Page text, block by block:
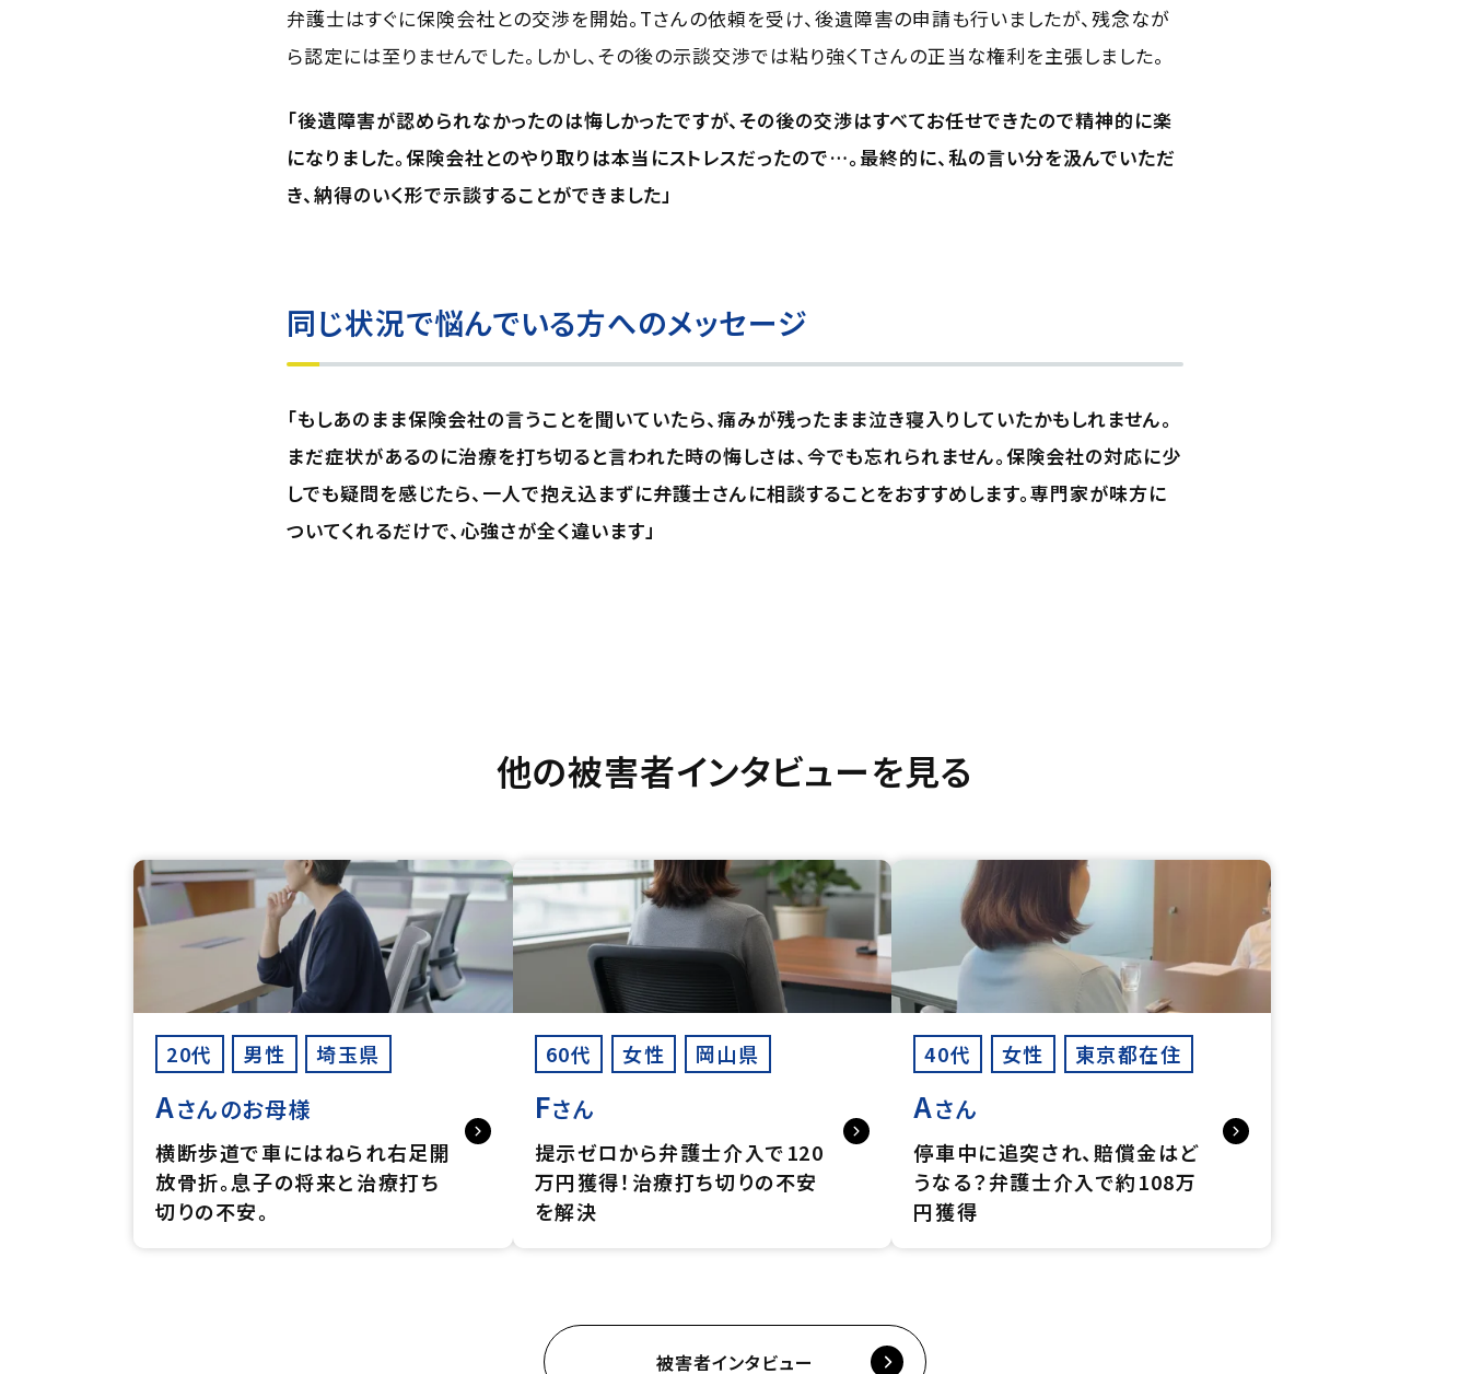
弁護士はすぐに保険会社との交渉を開始。Tさんの依頼を受け、後遺障害の申請も行いましたが、残念なが
ら認定には至りませんでした。しかし、その後の示談交渉では粘り強くTさんの正当な権利を主張しました。
「後遺障害が認められなかったのは悔しかったですが、その後の交渉はすべてお任せできたので精神的に楽
になりました。保険会社とのやり取りは本当にストレスだったので…。最終的に、私の言い分を汲んでいただ
き、納得のいく形で示談することができました」
同じ状況で悩んでいる方へのメッセージ
「もしあのまま保険会社の言うことを聞いていたら、痛みが残ったまま泣き寝入りしていたかもしれません。
まだ症状があるのに治療を打ち切ると言われた時の悔しさは、今でも忘れられません。保険会社の対応に少
しでも疑問を感じたら、一人で抱え込まずに弁護士さんに相談することをおすすめします。専門家が味方に
ついてくれるだけで、心強さが全く違います」
他の被害者インタビューを見る
20代 男性 埼玉県
Aさんのお母様
横断歩道で車にはねられ右足開
放骨折。息子の将来と治療打ち
切りの不安。
60代 女性 岡山県
Fさん
提示ゼロから弁護士介入で120
万円獲得！治療打ち切りの不安
を解決
40代 女性 東京都在住
Aさん
停車中に追突され、賠償金はど
うなる？弁護士介入で約108万
円獲得
被害者インタビュー